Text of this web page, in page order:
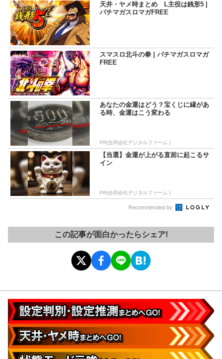
天井・ヤメ時まとめ L主役は銭形5 |
パチマガスロマガFREE
スマスロ北斗の拳 | パチマガスロマガ
FREE
あなたの金運はどう？宝くじに縁があ
る時、金運はこう変わる
PR(合同会社デジタルファーム )
【当選】金運が上がる直前に起こるサ
イン
PR(合同会社デジタルファーム )
Recommended by
この記事が面白かったらシェア!